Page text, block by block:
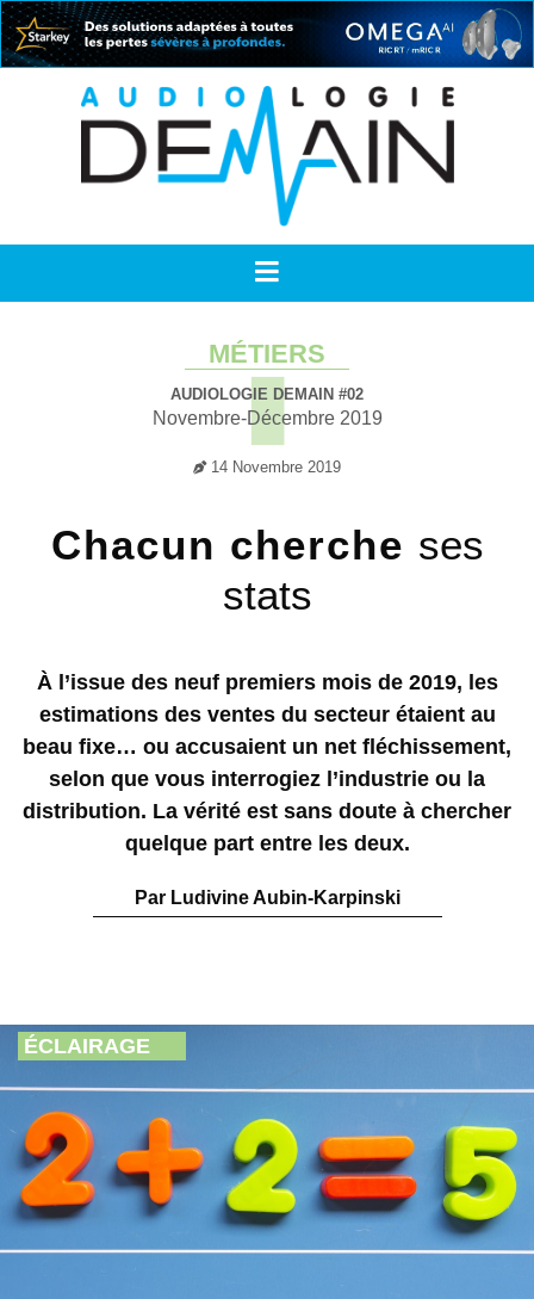
MÉTIERS
AUDIOLOGIE DEMAIN #02
Novembre-Décembre 2019
14 Novembre 2019
Chacun cherche ses
stats
À l’issue des neuf premiers mois de 2019, les
estimations des ventes du secteur étaient au
beau fixe… ou accusaient un net fléchissement,
selon que vous interrogiez l’industrie ou la
distribution. La vérité est sans doute à chercher
quelque part entre les deux.
Par Ludivine Aubin-Karpinski
ÉCLAIRAGE